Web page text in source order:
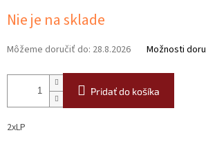
cena:
Nie je na sklade
Môžeme doručiť do: 28.8.2026 Možnosti
Pridať do košíka
2xLP